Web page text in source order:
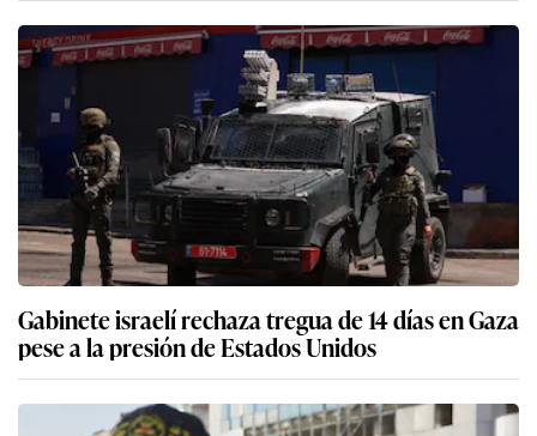
Gabinete israelí rechaza tregua de 14 días en Gaza
pese a la presión de Estados Unidos